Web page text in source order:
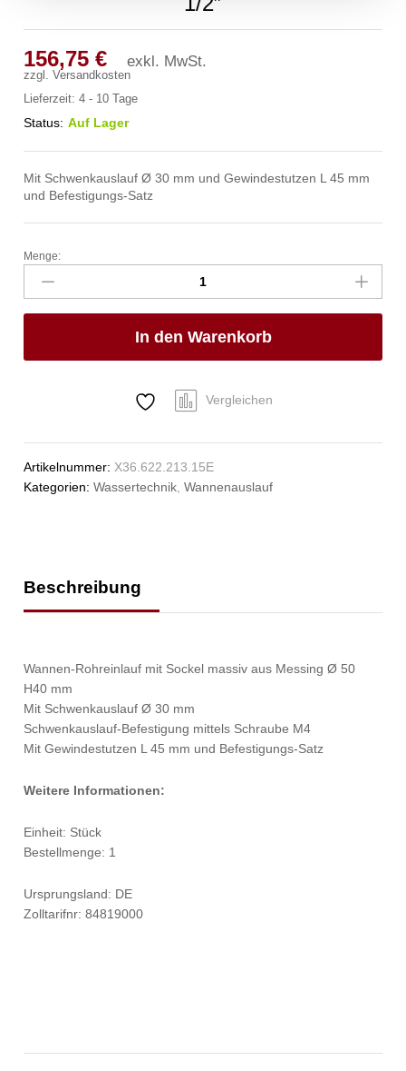
156,75€ exkl. MwSt.
zzgl.Versandkosten
Lieferzeit:4 - 10 Tage
Status: Auf Lager
Mit Schwenkauslauf Ø 30 mm und Gewindestutzen L 45 mm
und Befestigungs-Satz
pro
Wannen-
Rohreinlauf
mit
1/2"
Menge:
In den Warenkorb
Vergleichen
Artikelnummer:X36.622.213.15E
Kategorien:Wassertechnik,Wannenauslauf
Beschreibung
Wannen-Rohreinlauf mit Sockel massiv aus Messing Ø 50
H40 mm
Mit Schwenkauslauf Ø 30 mm
Schwenkauslauf-Befestigung mittels Schraube M4
Mit Gewindestutzen L 45 mm und Befestigungs-Satz
Weitere Informationen:
Einheit: Stück
Bestellmenge: 1
Ursprungsland: DE
Zolltarifnr: 84819000